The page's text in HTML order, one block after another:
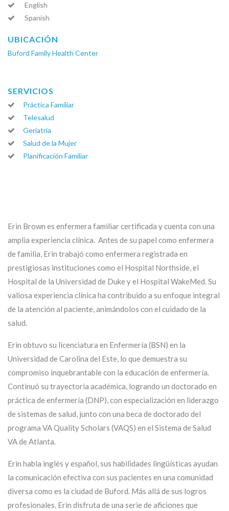
English
Spanish
UBICACIÓN
Buford Family Health Center
SERVICIOS
Práctica Familiar
Telesalud
Geriatría
Salud de la Mujer
Planificación Familiar
Erin Brown es enfermera familiar certificada y cuenta con una
amplia experiencia clínica. Antes de su papel como enfermera
de familia, Erin trabajó como enfermera registrada en
prestigiosas instituciones como el Hospital Northside, el
Hospital de la Universidad de Duke y el Hospital WakeMed. Su
valiosa experiencia clínica ha contribuido a su enfoque integral
de la atención al paciente, animándolos con el cuidado de la
salud.
Erin obtuvo su licenciatura en Enfermería (BSN) en la
Universidad de Carolina del Este, lo que demuestra su
compromiso inquebrantable con la educación de enfermería.
Continuó su trayectoria académica, logrando un doctorado en
práctica de enfermería (DNP), con especialización en liderazgo
de sistemas de salud, junto con una beca de doctorado del
programa VA Quality Scholars (VAQS) en el Sistema de Salud
VA de Atlanta.
Erin habla inglés y español, sus habilidades lingüísticas ayudan
la comunicación efectiva con sus pacientes en una comunidad
diversa como es la ciudad de Buford. Más allá de sus logros
profesionales, Erin disfruta de una serie de aficiones que